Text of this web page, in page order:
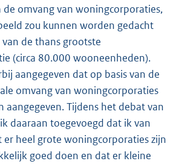
de omvang van woningcorporaties,
zou kunnen worden gedacht
de thans grootste
(circa 80.000 wooneenheden).
aangegeven dat op basis van de
omvang van woningcorporaties
aangegeven. Tijdens het debat van
daaraan toegevoegd dat ik van
er heel grote woningcorporaties zijn
goed doen en dat er kleine